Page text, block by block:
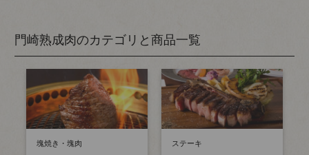
門崎熟成肉のカテゴリと商品一覧
塊焼き・塊肉 ステーキ